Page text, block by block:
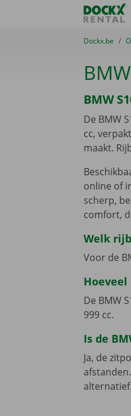
Taalselectie overslaanFratello
U bevindt
van
Dockx.be
BMW
De BMW
cc,
maakt.
online of
scherp,
comfort,
Welk
Voor de
Hoeveel
De BMW
999 cc.
Is de
Ja, de
alternatief.